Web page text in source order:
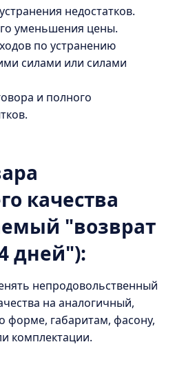
недостатков.
уменьшения цены.
по устранению
силами или силами
и полного
качества
"возврат
дней"):
непродовольственный
на аналогичный,
форме, габаритам, фасону,
комплектации.